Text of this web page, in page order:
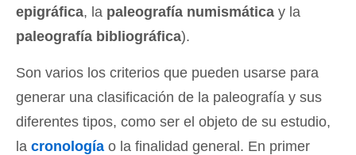
epigráfica, la paleografía numismática y la
paleografía bibliográfica).
Son varios los criterios que pueden usarse para
generar una clasificación de la paleografía y sus
diferentes tipos, como ser el objeto de su estudio,
la cronología o la finalidad general. En primer